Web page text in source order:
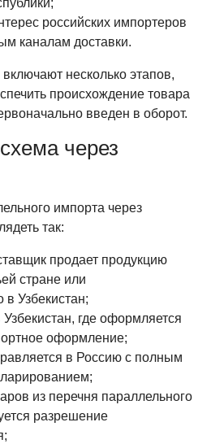
российских импортеров
каналам доставки.
несколько этапов,
происхождение товара
введен в оборот.
через
импорта через
так:
продает продукцию
стране или
в Узбекистан;
Узбекистан, где оформляется
оформление;
в Россию с полным
из перечня параллельного
разрешение